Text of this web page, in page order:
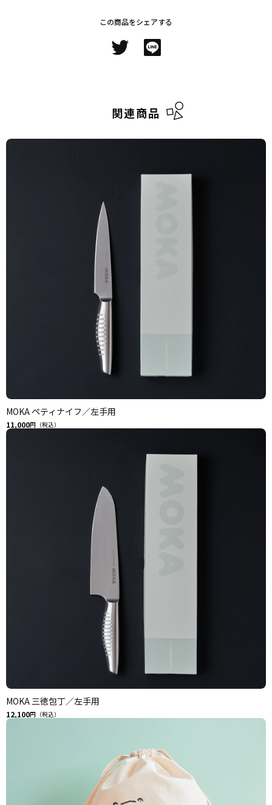
この商品をシェアする
関連商品
MOKA ペティナイフ／左手用
11,000円（税込）
MOKA 三徳包丁／左手用
12,100円（税込）